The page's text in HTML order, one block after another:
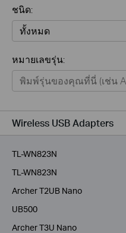
ชนิด:
Home
Smart Home
Business
Service Provider
หมายเลขรุ่น:
Wireless USB Adapters
TL-WN823N
TL-WN823N
Archer T2UB Nano
UB500
Archer T3U Nano